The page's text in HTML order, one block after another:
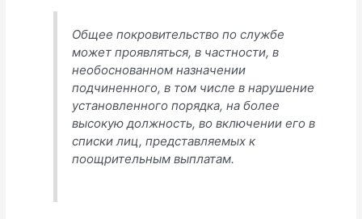
Общее покровительство по службе
может проявляться, в частности, в
необоснованном назначении
подчиненного, в том числе в нарушение
установленного порядка, на более
высокую должность, во включении его в
списки лиц, представляемых к
поощрительным выплатам.